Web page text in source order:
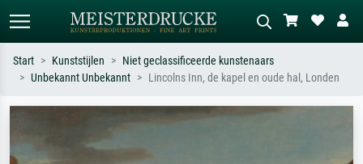
Zoek op kunstenaar, titel of stijl – bijv.
Monet, Sterrennacht, impressionisme,
Hokusai-golf, naakt.
Beschrijf de scène – bijv. groene
Start Kunststijlen
Niet geclassificeerde kunstenaars
Unbekannt Unbekannt
Lincolns Inn, de kapel en oude hal, Londen